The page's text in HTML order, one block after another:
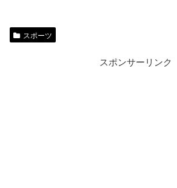
スポーツ
スポンサーリンク